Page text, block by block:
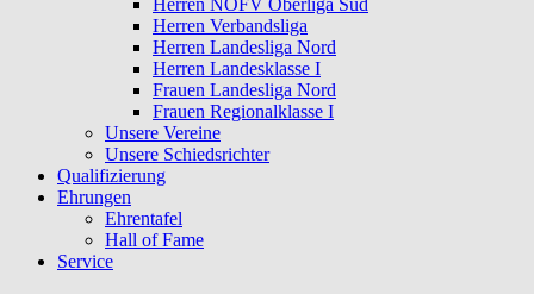
Herren NOFV Oberliga Süd
Herren Verbandsliga
Herren Landesliga Nord
Herren Landesklasse I
Frauen Landesliga Nord
Frauen Regionalklasse I
Unsere Vereine
Unsere Schiedsrichter
Qualifizierung
Ehrungen
Ehrentafel
Hall of Fame
Service